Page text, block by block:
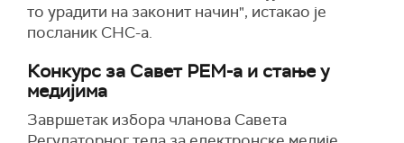
то урадити на законит начин", истакао је
посланик СНС-а.
Конкурс за Савет РЕМ-а и стање у
медијима
Завршетак избора чланова Савета